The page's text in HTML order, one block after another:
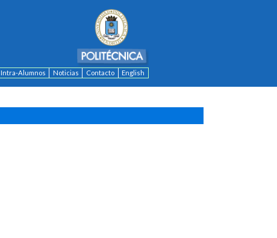
Intra-Alumnos Noticias Contacto English